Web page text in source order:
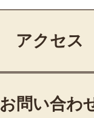
アクセス
お問い合わ